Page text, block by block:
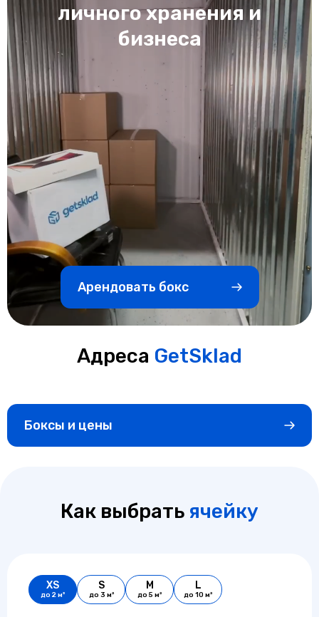
личного хранения и
бизнеса
Арендовать бокс
Адреса GetSklad
Боксы и цены
Как выбрать ячейку
XS
до 2 м³
S
до 3 м²
M
до 5 м²
L
до 10 м²